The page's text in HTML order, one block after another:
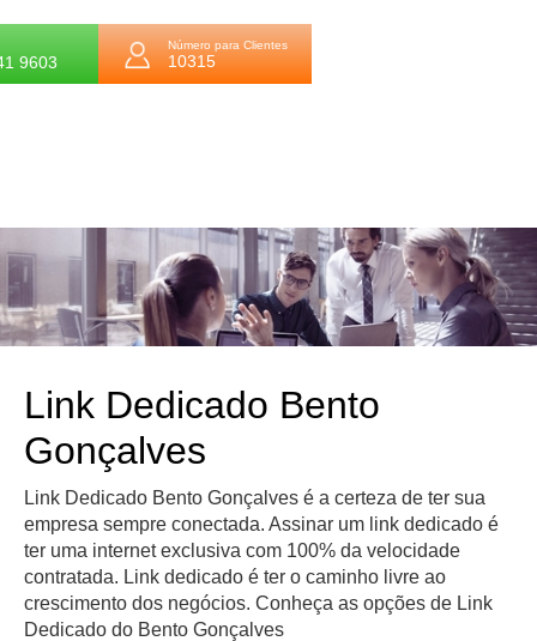
9603
Número para Clientes
10315
Link Dedicado Bento
Gonçalves
Link Dedicado Bento Gonçalves é a certeza de ter sua
empresa sempre conectada. Assinar um link dedicado é
ter uma internet exclusiva com 100% da velocidade
contratada. Link dedicado é ter o caminho livre ao
crescimento dos negócios. Conheça as opções de Link
Dedicado do Bento Gonçalves